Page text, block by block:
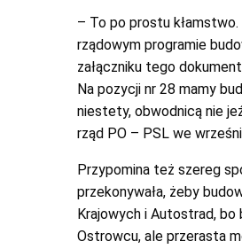
– To po prostu kłamstwo.
rządowym programie
załączniku tego
Na pozycji nr 28 mamy
niestety, obwodnicą nie
rząd PO – PSL we
Przypomina też szereg
przekonywała, żeby
Krajowych i Autostrad, bo
Ostrowcu, ale przerasta